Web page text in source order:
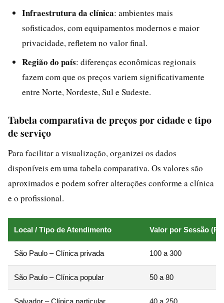
Infraestrutura da clínica: ambientes mais
sofisticados, com equipamentos modernos e maior
privacidade, refletem no valor final.
Região do país: diferenças econômicas regionais
fazem com que os preços variem significativamente
entre Norte, Nordeste, Sul e Sudeste.
Tabela comparativa de preços por cidade e tipo
de serviço
Para facilitar a visualização, organizei os dados
disponíveis em uma tabela comparativa. Os valores são
aproximados e podem sofrer alterações conforme a clínica
e o profissional.
Local / Tipo de Atendimento Valor por Sessão
São Paulo – Clínica privada 100 a 300
São Paulo – Clínica popular 50 a 80
Salvador – Clínica particular 40 a 250